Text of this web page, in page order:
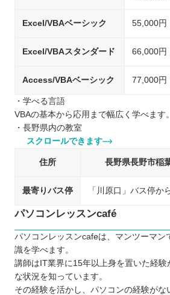
Excel/VBAベーシック 55,000円
Excel/VBAスタンダード 66,000円
Access/VBAベーシック 77,000円
・学べる言語
VBAの基本から応用まで幅広く学べます。
・長野県内の教室
スクロールできます
住所 長野県長野市稲
最寄りバス停 「川原口」バス停か
パソコンレッスンcafé
パソコンレッスンcafeは、マンツーマン
識を学べます。
講師はIT業界に15年以上身を置いた経
な状況を知っています。
その経験を活かし、パソコンの経験がな